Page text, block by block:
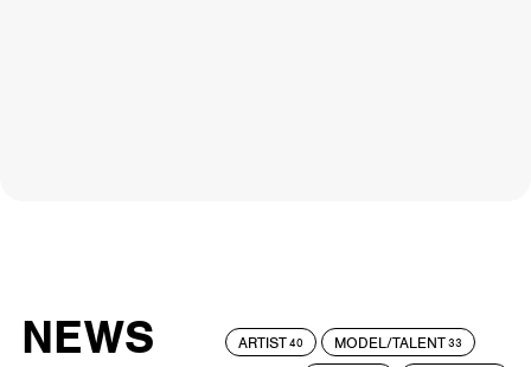
NEWS
ARTIST40 MODEL/TALENT33